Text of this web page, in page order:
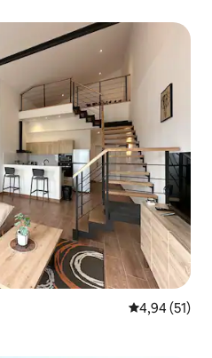
4,94 av 5 i
4,94 (51)